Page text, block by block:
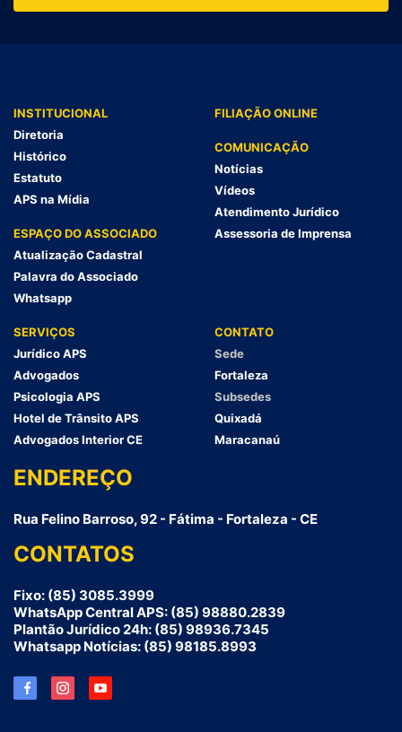
INSTITUCIONAL
Diretoria
Histórico
Estatuto
APS na Mídia
ESPAÇO DO ASSOCIADO
Atualização Cadastral
Palavra do Associado
Whatsapp
FILIAÇÃO ONLINE
COMUNICAÇÃO
Notícias
Vídeos
Atendimento Jurídico
Assessoria de Imprensa
SERVIÇOS
Jurídico APS
Advogados
Psicologia APS
Hotel de Trânsito APS
Advogados Interior CE
CONTATO
Sede
Fortaleza
Subsedes
Quixadá
Maracanaú
ENDEREÇO
Rua Felino Barroso, 92 - Fátima - Fortaleza - CE
CONTATOS
Fixo: (85) 3085.3999
WhatsApp Central APS: (85) 98880.2839
Plantão Jurídico 24h: (85) 98936.7345
Whatsapp Notícias: (85) 98185.8993